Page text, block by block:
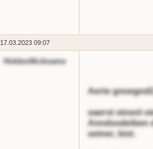
17.03.2023 09:07
HiddenNickname
Aerte
oaerst einonl
Anndsodeiben
oeiner, bist.